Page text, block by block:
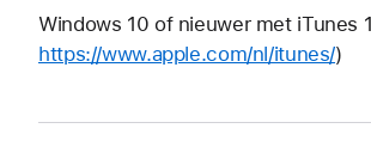
Windows 10 of nieuwer met iTunes
https://www.apple.com/nl/itunes/)